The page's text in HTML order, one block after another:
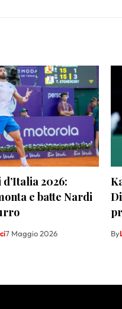
2026:
e batte Nardi
7 Maggio 2026 By